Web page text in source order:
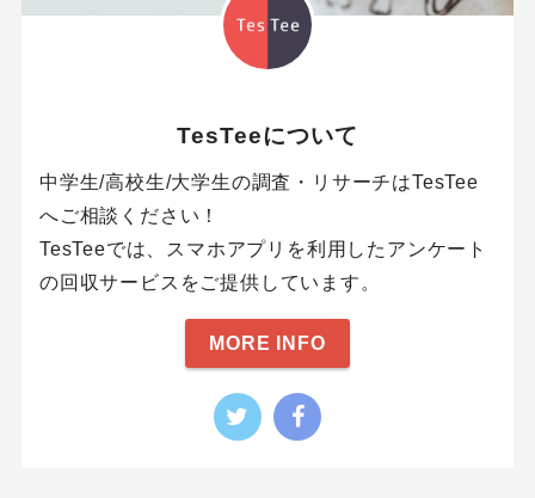
TesTeeについて
中学生/高校生/大学生の調査・リサーチはTesTee
へご相談ください！
TesTeeでは、スマホアプリを利用したアンケート
の回収サービスをご提供しています。
MORE INFO